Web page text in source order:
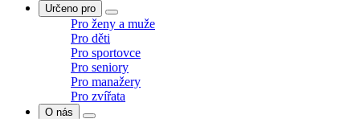
Určeno pro
Pro ženy a muže
Pro děti
Pro sportovce
Pro seniory
Pro manažery
Pro zvířata
O nás